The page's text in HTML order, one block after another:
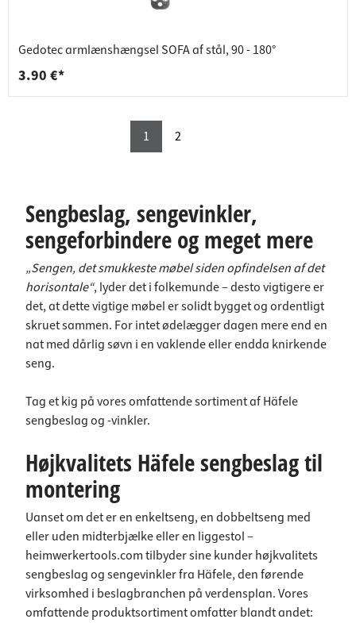
Gedotec armlænshængsel SOFA af stål, 90 - 180°
3.90 €*
1 2
Sengbeslag, sengevinkler,
sengeforbindere og meget mere
„Sengen, det smukkeste møbel siden opfindelsen af det
horisontale“, lyder det i folkemunde – desto vigtigere er
det, at dette vigtige møbel er solidt bygget og ordentligt
skruet sammen. For intet ødelægger dagen mere end en
nat med dårlig søvn i en vaklende eller endda knirkende
seng.
Tag et kig på vores omfattende sortiment af Häfele
sengbeslag og -vinkler.
Højkvalitets Häfele sengbeslag til
montering
Uanset om det er en enkeltseng, en dobbeltseng med
eller uden midterbjælke eller en liggestol –
heimwerkertools.com tilbyder sine kunder højkvalitets
sengbeslag og sengevinkler fra Häfele, den førende
virksomhed i beslagbranchen på verdensplan. Vores
omfattende produktsortiment omfatter blandt andet: